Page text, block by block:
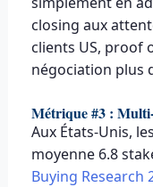
closing aux
clients US, proof
négociation plus
Métrique #3 :
Aux États-Unis,
moyenne 6.8
Buying Research